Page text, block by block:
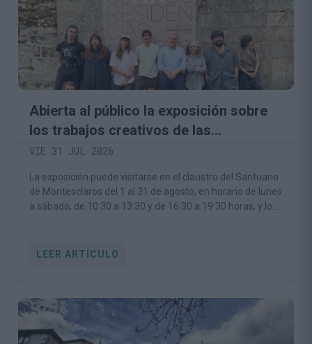
Abierta al público la exposición sobre
los trabajos creativos de las
Residencias Artísticas Montesclaros
VIE 31 JUL 2026
La exposición puede visitarse en el claustro del Santuario
de Montesclaros del 1 al 31 de agosto, en horario de lunes
a sábado, de 10:30 a 13:30 y de 16:30 a 19:30 horas, y los
LEER ARTÍCULO